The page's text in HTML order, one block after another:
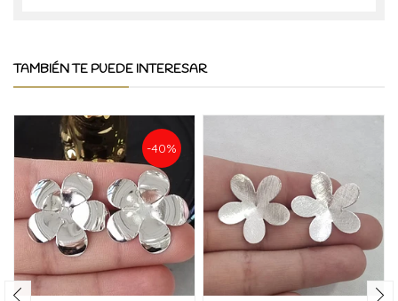
TAMBIÉN TE PUEDE INTERESAR
-40%